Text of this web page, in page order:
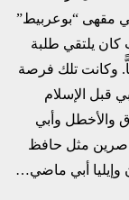
في مقهى “بوعربيط”
كان يلتقي طلبة
وكانت تلك فرصة
قبل الإسلام
والأخطل وأبي
مثل حافظ
‏أبي ماضي…